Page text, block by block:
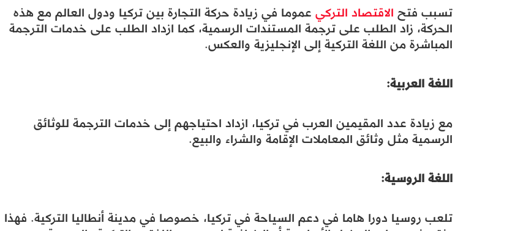
تسبب فتحالاقتصاد التركيعموما في زيادة حركة التجارة بين تركيا ودول العالم مع هذه
الحركة، زاد الطلب على ترجمة المستندات الرسمية، كما ازداد الطلب على خدمات الترجمة
المباشرة من اللغة التركية إلى الإنجليزية والعكس.
اللغة العربية:
مع زيادة عدد المقيمين العرب في تركيا، ازداد احتياجهم إلى خدمات الترجمة للوثائق
الرسمية مثل وثائق المعاملات الإقامة والشراء والبيع.
اللغة الروسية:
تلعب روسيا دورا هاما في دعم السياحة في تركيا، خصوصا في مدينة أنطاليا التركية. فهذا